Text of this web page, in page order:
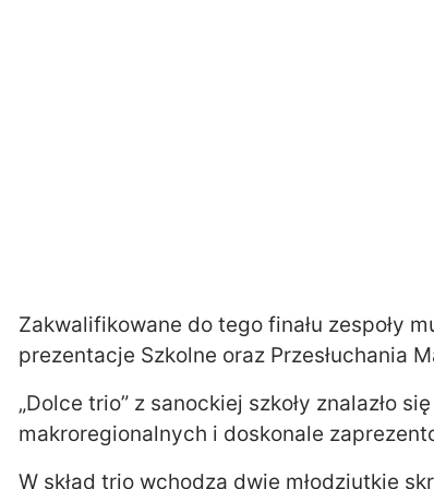
Zakwalifikowane do tego finału zespoły
prezentacje Szkolne oraz Przesłuchania
„Dolce trio” z sanockiej szkoły znalazło
makroregionalnych i doskonale
W skład trio wchodzą dwie młodziutkie